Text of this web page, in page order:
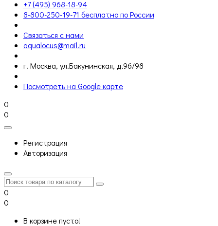
+7 (495) 968-18-94
8-800-250-19-71 бесплатно по России
Связаться с нами
aqualocus@mail.ru
г. Москва, ул.Бакунинская, д.96/98
Посмотреть на Google карте
0
0
Регистрация
Авторизация
0
0
В корзине пусто!